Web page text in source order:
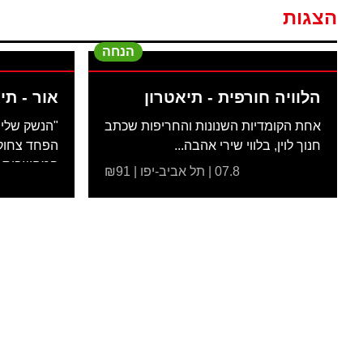
הצגות
הנחה
הלוויה חורפית - תיאטרון
אחת הקומדיות השנונות והחריפות שכתב
חנוך לוין, בלווי שירי אהבה...
07.8 | תל אביב-יפו | ₪91
אור -
"הנשק
הפחד
המחשבות...